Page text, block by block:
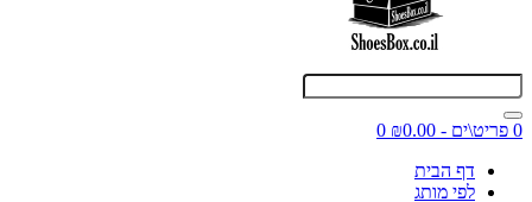
0 פריט\ים - ₪0.00
0
דף הבית
לפי מותג